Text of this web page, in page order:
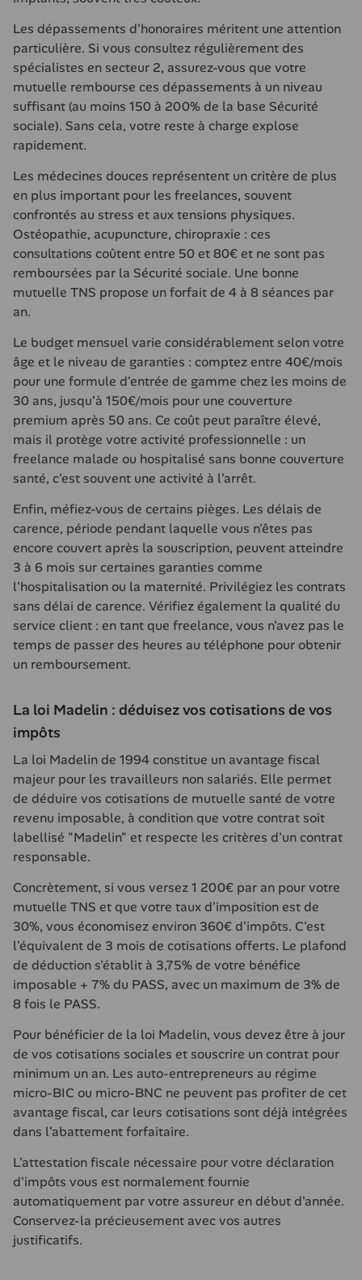
Les dépassements d'honoraires méritent une attention
particulière. Si vous consultez régulièrement des
spécialistes en secteur 2, assurez-vous que votre
mutuelle rembourse ces dépassements à un niveau
suffisant (au moins 150 à 200% de la base Sécurité
sociale). Sans cela, votre reste à charge explose
rapidement.
Les médecines douces représentent un critère de plus
en plus important pour les freelances, souvent
confrontés au stress et aux tensions physiques.
Ostéopathie, acupuncture, chiropraxie : ces
consultations coûtent entre 50 et 80€ et ne sont pas
remboursées par la Sécurité sociale. Une bonne
mutuelle TNS propose un forfait de 4 à 8 séances par
an.
Le budget mensuel varie considérablement selon votre
âge et le niveau de garanties : comptez entre 40€/mois
pour une formule d'entrée de gamme chez les moins de
30 ans, jusqu'à 150€/mois pour une couverture
premium après 50 ans. Ce coût peut paraître élevé,
mais il protège votre activité professionnelle : un
freelance malade ou hospitalisé sans bonne couverture
santé, c'est souvent une activité à l'arrêt.
Enfin, méfiez-vous de certains pièges. Les délais de
carence, période pendant laquelle vous n'êtes pas
encore couvert après la souscription, peuvent atteindre
3 à 6 mois sur certaines garanties comme
l'hospitalisation ou la maternité. Privilégiez les contrats
sans délai de carence. Vérifiez également la qualité du
service client : en tant que freelance, vous n'avez pas le
temps de passer des heures au téléphone pour obtenir
un remboursement.
La loi Madelin : déduisez vos cotisations de vos
impôts
La loi Madelin de 1994 constitue un avantage fiscal
majeur pour les travailleurs non salariés. Elle permet
de déduire vos cotisations de mutuelle santé de votre
revenu imposable, à condition que votre contrat soit
labellisé "Madelin" et respecte les critères d'un contrat
responsable.
Concrètement, si vous versez 1 200€ par an pour votre
mutuelle TNS et que votre taux d'imposition est de
30%, vous économisez environ 360€ d'impôts. C'est
l'équivalent de 3 mois de cotisations offerts. Le plafond
de déduction s'établit à 3,75% de votre bénéfice
imposable + 7% du PASS, avec un maximum de 3% de
8 fois le PASS.
Pour bénéficier de la loi Madelin, vous devez être à jour
de vos cotisations sociales et souscrire un contrat pour
minimum un an. Les auto-entrepreneurs au régime
micro-BIC ou micro-BNC ne peuvent pas profiter de cet
avantage fiscal, car leurs cotisations sont déjà intégrées
dans l'abattement forfaitaire.
L'attestation fiscale nécessaire pour votre déclaration
d'impôts vous est normalement fournie
automatiquement par votre assureur en début d'année.
Conservez-la précieusement avec vos autres
justificatifs.